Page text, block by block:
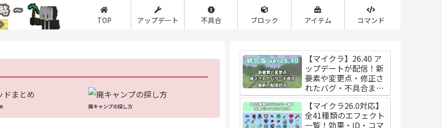
TOP アップデート 不具合 ブロック アイテム コマンド
廃キャンプの探し方
【マイクラ】26.40 ア
ップデートが配信！新
要素や変更点・修正さ
れたバグ・不具合まと
め【統合版】
【マイクラ26.0対応】
全41種類のエフェクト
一覧！効果・ID・コマ